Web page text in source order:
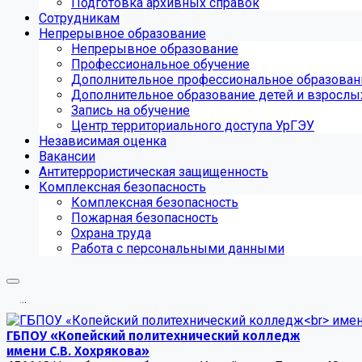
Сотрудникам
Непрерывное образование
Непрерывное образование
Профессиональное обучение
Дополнительное профессиональное
Дополнительное образование детей и
Запись на обучение
Центр территориального доступа УрГЭУ
Независимая оценка
Вакансии
Антитеррористическая защищенность
Комплексная безопасность
Комплексная безопасность
Пожарная безопасность
Охрана труда
Работа с персональными данными
...
ГБПОУ «Копейский политехнический колледж
имени С.В. Хохрякова»